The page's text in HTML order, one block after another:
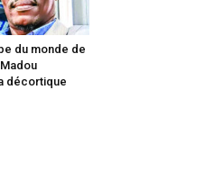
du monde de
décortique